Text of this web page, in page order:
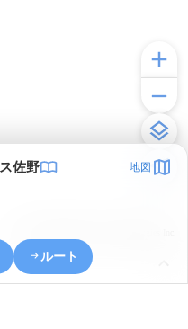
佐野 地図
ルート